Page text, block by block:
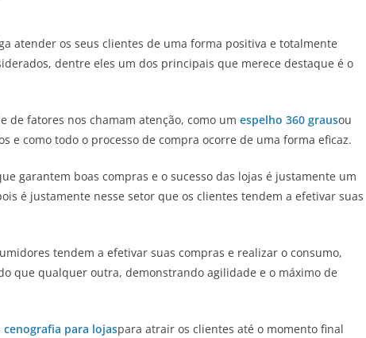
atender os seus clientes de uma forma positiva e totalmente
dentre eles um dos principais que merece destaque é o
de fatores nos chamam atenção, como um espelho 360 grausou
e como todo o processo de compra ocorre de uma forma eficaz.
garantem boas compras e o sucesso das lojas é justamente um
é justamente nesse setor que os clientes tendem a efetivar suas
tendem a efetivar suas compras e realizar o consumo,
que qualquer outra, demonstrando agilidade e o máximo de
cenografia para lojaspara atrair os clientes até o momento final